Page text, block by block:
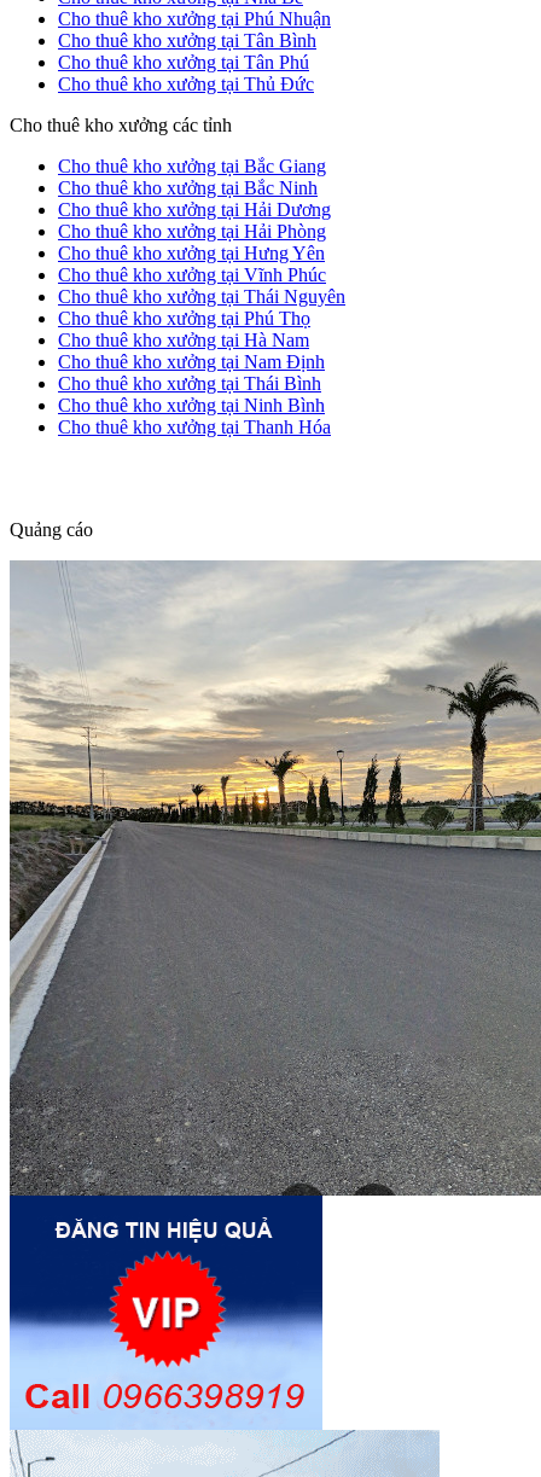
Cho thuê kho xưởng tại Phú Nhuận
Cho thuê kho xưởng tại Tân Bình
Cho thuê kho xưởng tại Tân Phú
Cho thuê kho xưởng tại Thủ Đức
Cho thuê kho xưởng các tỉnh
Cho thuê kho xưởng tại Bắc Giang
Cho thuê kho xưởng tại Bắc Ninh
Cho thuê kho xưởng tại Hải Dương
Cho thuê kho xưởng tại Hải Phòng
Cho thuê kho xưởng tại Hưng Yên
Cho thuê kho xưởng tại Vĩnh Phúc
Cho thuê kho xưởng tại Thái Nguyên
Cho thuê kho xưởng tại Phú Thọ
Cho thuê kho xưởng tại Hà Nam
Cho thuê kho xưởng tại Nam Định
Cho thuê kho xưởng tại Thái Bình
Cho thuê kho xưởng tại Ninh Bình
Cho thuê kho xưởng tại Thanh Hóa
Quảng cáo